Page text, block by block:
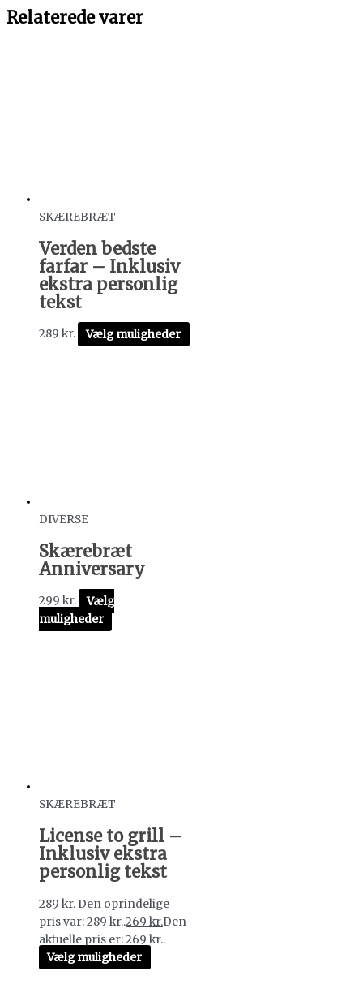
Relaterede varer
SKÆREBRÆT
Verden bedste
farfar – Inklusiv
ekstra personlig
tekst
289 kr. Vælg muligheder
DIVERSE
Skærebræt
Anniversary
299 kr.
Vælg
muligheder
SKÆREBRÆT
License to grill –
Inklusiv ekstra
personlig tekst
289kr. Den oprindelige
pris var: 289 kr..269 kr.Den
aktuelle pris er: 269 kr..
Vælg muligheder